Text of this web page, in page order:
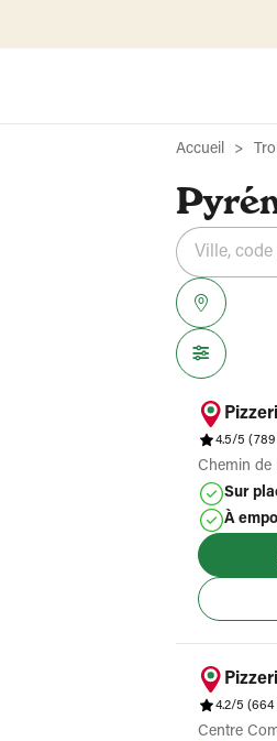
Accueil
Veuillez
renseigner
une
adresse
{{count}}
résultat(s)
trouvé(s)
4.5/5 (789
Chemin de
Sur
À
4.2/5 (664
Centre